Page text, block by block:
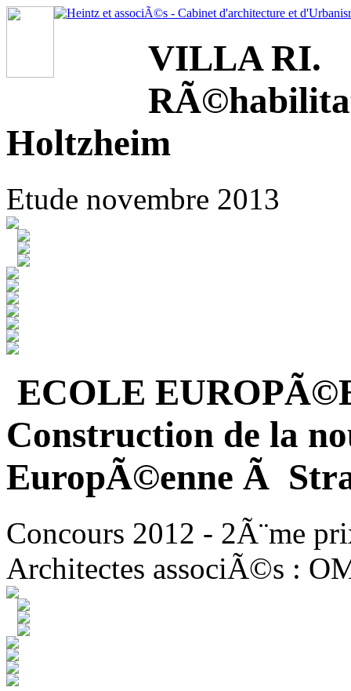
VILLA RI.
Holtzheim
Etude novembre 2013
ECOLE
Construction de la
EuropÃ©enne Ã
Concours 2012 - 2Ã¨me
Architectes associÃ©s :